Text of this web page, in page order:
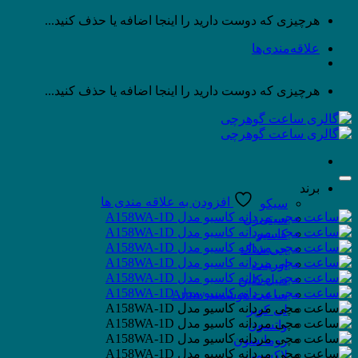
پرش
محتوا
هرچیزی که دوست دارید را اینجا اضافه یا حذف کنید...
علاقه‌مندی‌ها
هرچیزی که دوست دارید را اینجا اضافه یا حذف کنید...
برند
سیکو
سیتی‌زن
کاسیو
جی شاک
اورینت
دنیل کلین
ساعت هوشمند Arrow
لی کوپر
واتسون
رومانسون
لاکسمی
افزودن به علاقه مندی ها